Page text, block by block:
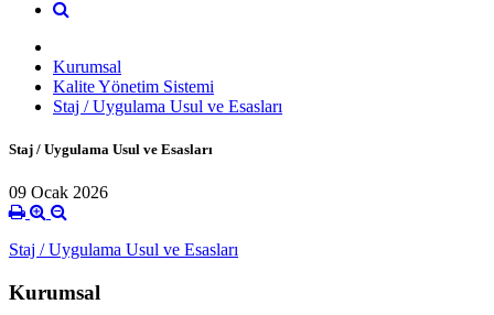
Kurumsal
Kalite Yönetim Sistemi
Staj / Uygulama Usul ve Esasları
Staj / Uygulama Usul ve Esasları
09 Ocak 2026
Staj / Uygulama Usul ve Esasları
Kurumsal